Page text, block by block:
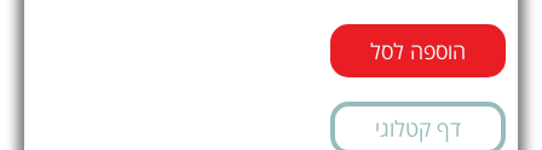
הוספה לסל
דף קטלוגי